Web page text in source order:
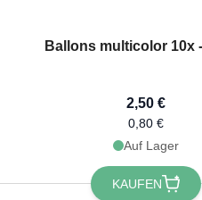
Ballons multicolor 10x
2,50 €
0,80 €
Auf Lager
KAUFEN